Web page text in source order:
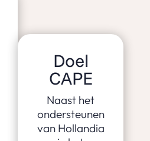
Doel
CAPE
Naast het
ondersteunen
van Hollandia